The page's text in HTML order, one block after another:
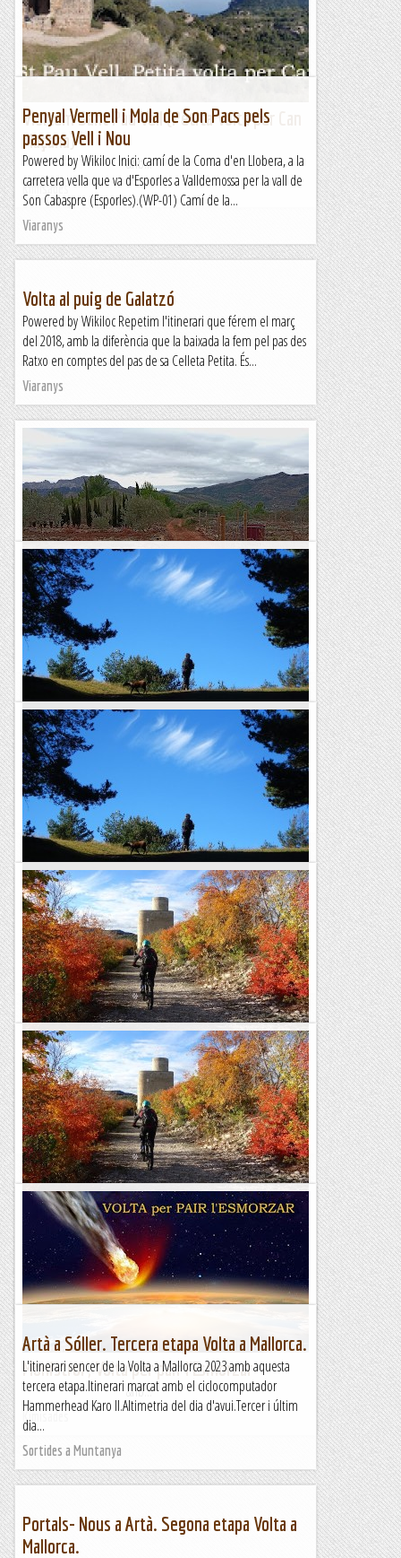
Visitem Sant Pau Vell (Petita Volta per Can
Maçana)
&nb...
Kimisades
Penyal Vermell i Mola de Son Pacs pels
passos Vell i Nou
Powered by Wikiloc Inici: camí de la Coma d'en Llobera, a la
carretera vella que va d'Esporles a Valldemossa per la vall de
Son Cabaspre (Esporles).(WP-01) Camí de la...
Viaranys
Volta al puig de Galatzó
Powered by Wikiloc Repetim l'itinerari que férem el març
del 2018, amb la diferència que la baixada la fem pel pas des
Ratxo en comptes del pas de sa Celleta Petita. És...
Viaranys
De volta per terres xaloneres
Fent marxa
Caminant pels boscos obacs del Catllaràs
Distància: 17 km.Desnivell: 900 m.Dificultat tècnica:
fàcil.Durada total: 5 h.Punt de sortida: Santa Maria de
Lillet.TRAÇA GPS Bonica i senzilla volta per...
Passamuntanyes
Caminant pels boscos obacs del Catllaràs
Distància: 17 km.Desnivell: 900 m.Dificultat tècnica:
fàcil.Durada total: 5 h.Punt de sortida: Santa Maria de
Lillet.TRAÇA GPS Bonica i senzilla volta per...
Pass@muntanyes
En BTT pels dominis del Castell de Mur
Distància: 42 km.Desnivell: 1400 m.Dificultat tècnica:
mitjana, puntualment alta. Durada total: 6 h.Punt de sortida:
Cellers (Hotel del Llac). Bonica pedalada al...
Pass@muntanyes
En BTT pels dominis del Castell de Mur
Distància: 42 km.Desnivell: 1400 m.Dificultat tècnica:
mitjana, puntualment alta. Durada total: 6 h.Punt de sortida:
Cellers (Hotel del Llac). Bonica pedalada al...
Passamuntanyes
Monistrol ; Volta per pair l'Esmorzar
&nb...
Kimisades
Artà a Sóller. Tercera etapa Volta a Mallorca.
L'itinerari sencer de la Volta a Mallorca 2023 amb aquesta
tercera etapa.Itinerari marcat amb el ciclocomputador
Hammerhead Karo II.Altimetria del dia d'avui.Tercer i últim
dia...
Sortides a Muntanya
Portals- Nous a Artà. Segona etapa Volta a
Mallorca.